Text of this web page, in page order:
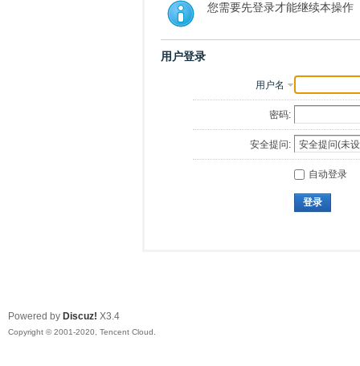
您需要先登录才能继续本操作
用户登录
用户名
密码:
安全提问:
自动登录
登录
Powered by Discuz! X3.4
Copyright © 2001-2020, Tencent Cloud.